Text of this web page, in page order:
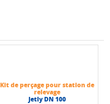
Kit de perçage pour station de
relevage
Jetly DN 100